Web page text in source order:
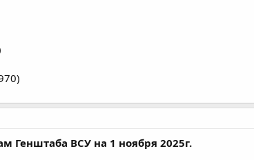
Генштаба ВСУ на 1 ноября 2025г.